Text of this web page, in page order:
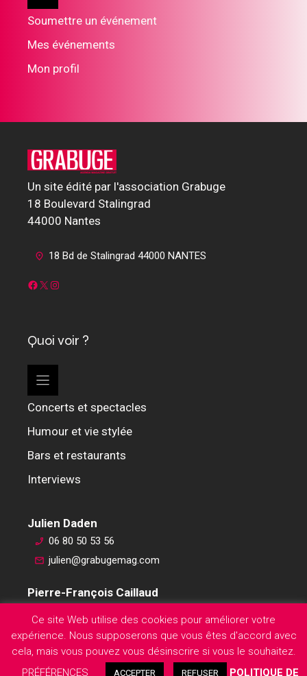
Soumettre un événement
Mes événements
Mon profil
Un site édité par l'association Grabuge
18 Boulevard Stalingrad
44000 Nantes
18 Bd de Stalingrad 44000 NANTES
Facebook
X Instagram
Quoi voir ?
Concerts et spectacles
Humour et vie stylée
Bars et restaurants
Interviews
Julien Daden
06 80 50 53 56
julien@grabugemag.com
Pierre-François Caillaud
pierre-francois@grabugemag.com
Mentions légales
Ce site Web utilise des cookies pour améliorer votre
expérience. Nous supposerons que vous êtes d'accord avec
cela, mais vous pouvez vous désinscrire si vous le souhaitez.
PRÉFÉRENCES
ACCEPTER REFUSER POLITIQUE DE